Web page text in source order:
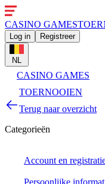
CASINO GAMES
Log in Registreer
NL
CASINO GAMES
TOERNOOIEN
Terug naar overzicht
Categorieën
Account en
Persoonlijke